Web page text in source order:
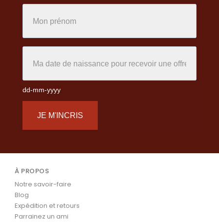
dd-mm-yyyy
JE M'INCRIS
À PROPOS
Notre savoir-faire
Blog
Expédition et retours
Parrainez un ami